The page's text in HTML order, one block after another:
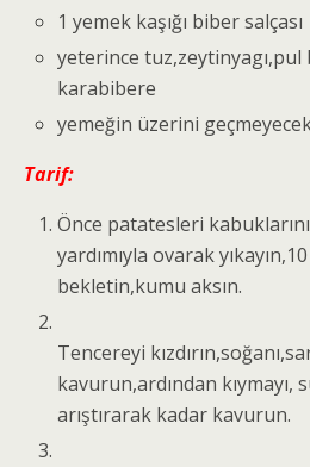
1 yemek kaşığı biber salçası
yeterince
karabibere
yemeğin üzerini
Tarif:
Önce patatesleri
yardımıyla ovarak
bekletin,kumu aksın.
Tencereyi
kavurun,ardından kıymayı,
arıştırarak kadar kavurun.